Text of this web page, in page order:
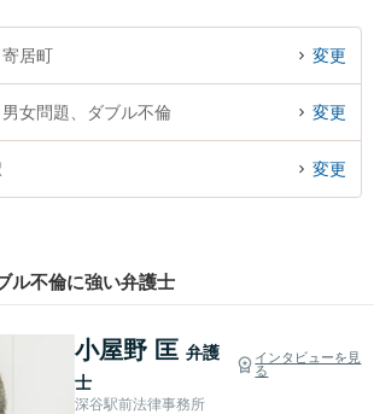
居町 変更
女問題、ダブル不倫 変更
変更
ル不倫に強い弁護士
小屋野 匡 弁護
士
インタビューを見
る
深谷駅前法律事務所